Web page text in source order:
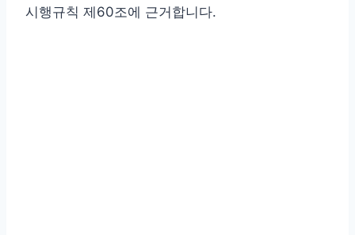
시행규칙 제60조에 근거합니다.